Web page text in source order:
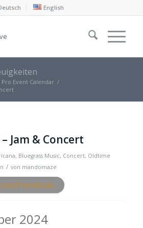
English
Pro Event Calendar /
Jam & Concert
, Bluegrass Music, Concert, Oldtime
/ von mandomaze
2024